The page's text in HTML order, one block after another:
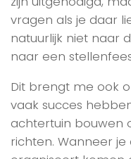
vragen als je daar
natuurlijk niet naar
naar een
Dit brengt me ook
vaak succes
achtertuin bouwen
richten. Wanneer je